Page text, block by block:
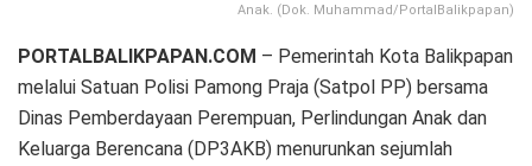
Anak. (Dok. Muhammad/PortalBalikpapan)
PORTALBALIKPAPAN.COM – Pemerintah Kota Balikpapan
melalui Satuan Polisi Pamong Praja (Satpol PP) bersama
Dinas Pemberdayaan Perempuan, Perlindungan Anak dan
Keluarga Berencana (DP3AKB) menurunkan sejumlah